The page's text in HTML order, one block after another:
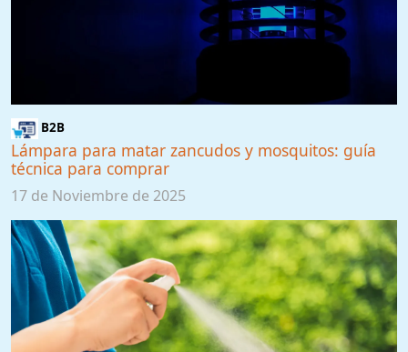
B2B
Lámpara para matar zancudos y mosquitos: guía
técnica para comprar
17 de Noviembre de 2025